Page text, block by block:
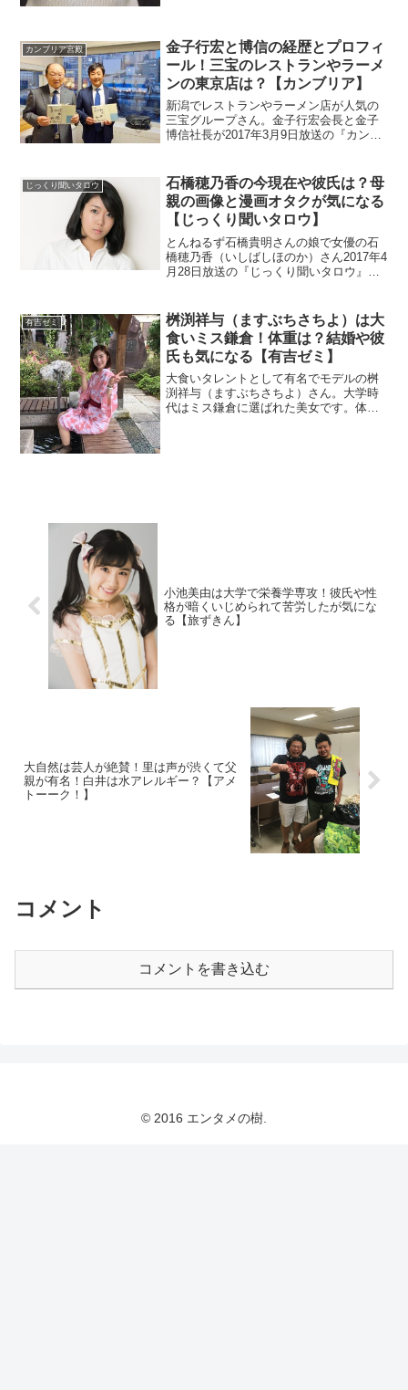
カンブリア宮殿
金子行宏と博信の経歴とプロフィ
ール！三宝のレストランやラーメ
ンの東京店は？【カンブリア】
新潟でレストランやラーメン店が人気の
三宝グループさん。金子行宏会長と金子
博信社長が2017年3月9日放送の『カンブ
ン三宝や三宝亭のお店は東京だとどこに
あるのでしょうか？
じっくり聞いタロウ
石橋穂乃香の今現在や彼氏は？母
親の画像と漫画オタクが気になる
【じっくり聞いタロウ】
とんねるず石橋貴明さんの娘で女優の石
橋穂乃香（いしばしほのか）さん2017年4
月28日放送の『じっくり聞いタロウ』に
もチェック。
有吉ゼミ
桝渕祥与（ますぶちさちよ）は大
食いミス鎌倉！体重は？結婚や彼
氏も気になる【有吉ゼミ】
大食いタレントとして有名でモデルの桝
渕祥与（ますぶちさちよ）さん。大学時
代はミス鎌倉に選ばれた美女です。体重
小池美由は大学で栄養学専攻！彼氏や性
格が暗くいじめられて苦労したが気にな
る【旅ずきん】
大自然は芸人が絶賛！里は声が渋くて父
親が有名！白井は水アレルギー？【アメ
トーーク！】
コメント
コメントを書き込む
© 2016 エンタメの樹.